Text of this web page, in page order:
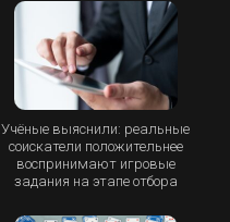
Учёные выяснили: реальные
соискатели положительнее
воспринимают игровые
задания на этапе отбора